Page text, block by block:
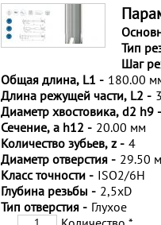
Тип
Шаг
Общая длина, L1 - 180.00
Длина режущей части, L2 -
Диаметр хвостовика, d2 h9 -
Сечение, a h12 - 20.00 мм
Количество зубьев, z - 4
Диаметр отверстия - 29.50
Класс точности - ISO2/6H
Глубина резьбы - 2,5xD
Тип отверстия - Глухое